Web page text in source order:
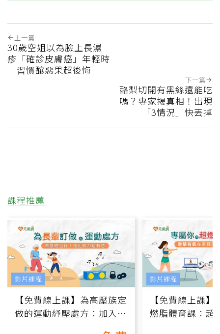
上一篇
30歲空姐以為臉上長濕
疹「確診皮膚癌」年輕時
一習慣釀惡果超後悔
下一篇
酪梨切開有黑絲還能吃
嗎？專家揭真相！出現
「3情況」快丟掉
課程推薦
【免費線上課】為高壓族定
做的運動紓壓處方：加入行
影片課程
【免費線上課
燃脂體育課：超
影片課程